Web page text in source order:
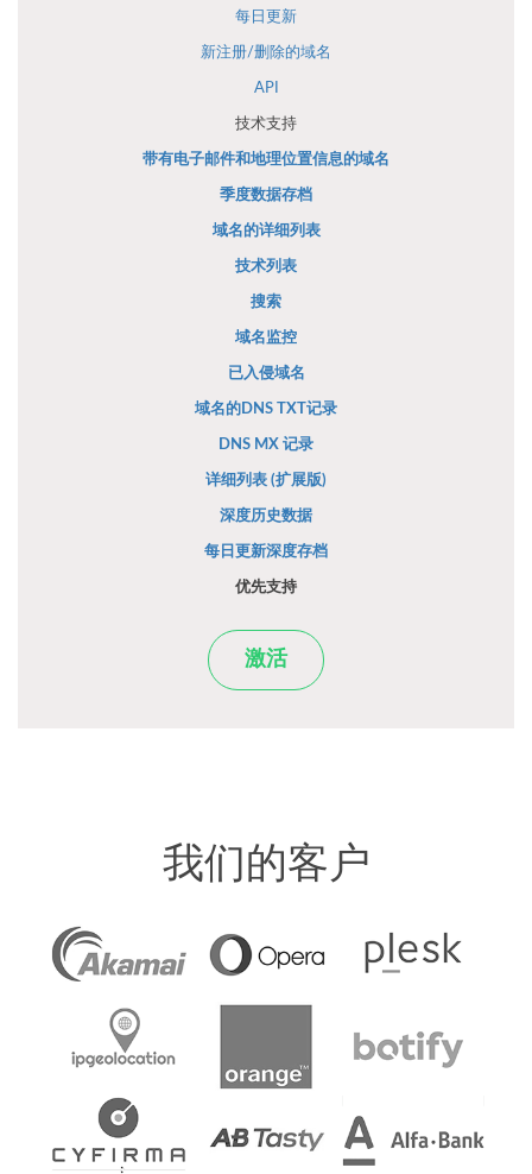
每日更新
新注册/删除的域名
API
技术支持
带有电子邮件和地理位置信息的域名
季度数据存档
域名的详细列表
技术列表
搜索
域名监控
已入侵域名
域名的DNS TXT记录
DNS MX 记录
详细列表 (扩展版)
深度历史数据
每日更新深度存档
优先支持
激活
我们的客户